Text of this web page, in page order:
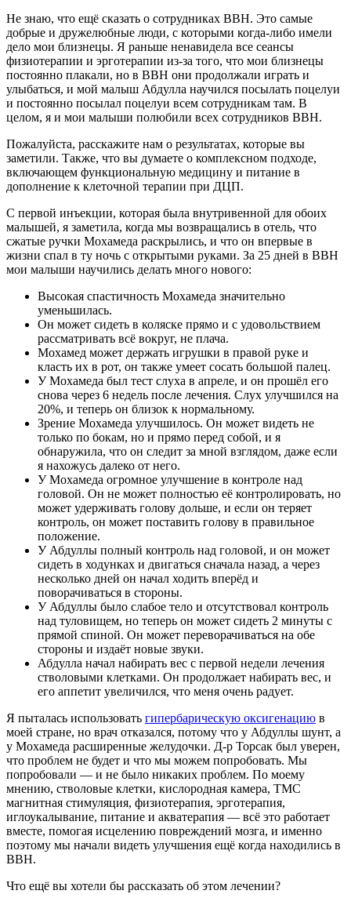
Не знаю, что ещё сказать о сотрудниках BBH. Это самые
добрые и дружелюбные люди, с которыми когда-либо имели
дело мои близнецы. Я раньше ненавидела все сеансы
физиотерапии и эрготерапии из-за того, что мои близнецы
постоянно плакали, но в BBH они продолжали играть и
улыбаться, и мой малыш Абдулла научился посылать поцелуи
и постоянно посылал поцелуи всем сотрудникам там. В
целом, я и мои малыши полюбили всех сотрудников BBH.
Пожалуйста, расскажите нам о результатах, которые вы
заметили. Также, что вы думаете о комплексном подходе,
включающем функциональную медицину и питание в
дополнение к клеточной терапии при ДЦП.
С первой инъекции, которая была внутривенной для обоих
малышей, я заметила, когда мы возвращались в отель, что
сжатые ручки Мохамеда раскрылись, и что он впервые в
жизни спал в ту ночь с открытыми руками. За 25 дней в BBH
мои малыши научились делать много нового:
Высокая спастичность Мохамеда значительно
уменьшилась.
Он может сидеть в коляске прямо и с удовольствием
рассматривать всё вокруг, не плача.
Мохамед может держать игрушки в правой руке и
класть их в рот, он также умеет сосать большой палец.
У Мохамеда был тест слуха в апреле, и он прошёл его
снова через 6 недель после лечения. Слух улучшился на
20%, и теперь он близок к нормальному.
Зрение Мохамеда улучшилось. Он может видеть не
только по бокам, но и прямо перед собой, и я
обнаружила, что он следит за мной взглядом, даже если
я нахожусь далеко от него.
У Мохамеда огромное улучшение в контроле над
головой. Он не может полностью её контролировать, но
может удерживать голову дольше, и если он теряет
контроль, он может поставить голову в правильное
положение.
У Абдуллы полный контроль над головой, и он может
сидеть в ходунках и двигаться сначала назад, а через
несколько дней он начал ходить вперёд и
поворачиваться в стороны.
У Абдуллы было слабое тело и отсутствовал контроль
над туловищем, но теперь он может сидеть 2 минуты с
прямой спиной. Он может переворачиваться на обе
стороны и издаёт новые звуки.
Абдулла начал набирать вес с первой недели лечения
стволовыми клетками. Он продолжает набирать вес, и
его аппетит увеличился, что меня очень радует.
Я пыталась использовать гипербарическую оксигенацию в
моей стране, но врач отказался, потому что у Абдуллы шунт, а
у Мохамеда расширенные желудочки. Д-р Торсак был уверен,
что проблем не будет и что мы можем попробовать. Мы
попробовали — и не было никаких проблем. По моему
мнению, стволовые клетки, кислородная камера, ТМС
магнитная стимуляция, физиотерапия, эрготерапия,
иглоукалывание, питание и акватерапия — всё это работает
вместе, помогая исцелению повреждений мозга, и именно
поэтому мы начали видеть улучшения ещё когда находились в
BBH.
Что ещё вы хотели бы рассказать об этом лечении?